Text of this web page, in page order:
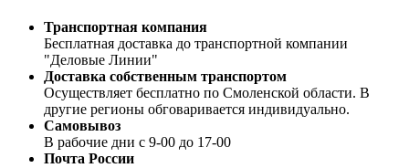
Транспортная компания
Бесплатная доставка до транспортной компании
"Деловые Линии"
Доставка собственным транспортом
Осуществляет бесплатно по Смоленской области. В
другие регионы обговаривается индивидуально.
Самовывоз
В рабочие дни с 9-00 до 17-00
Почта России